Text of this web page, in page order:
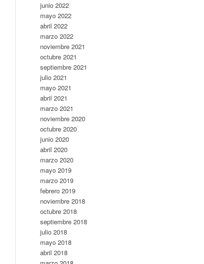
junio 2022
mayo 2022
abril 2022
marzo 2022
noviembre 2021
octubre 2021
septiembre 2021
julio 2021
mayo 2021
abril 2021
marzo 2021
noviembre 2020
octubre 2020
junio 2020
abril 2020
marzo 2020
mayo 2019
marzo 2019
febrero 2019
noviembre 2018
octubre 2018
septiembre 2018
julio 2018
mayo 2018
abril 2018